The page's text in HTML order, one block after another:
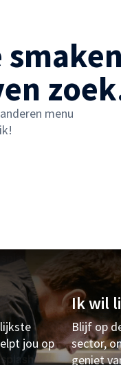
menu
jou op
Ik wil
Blijf op
sector,
geniet